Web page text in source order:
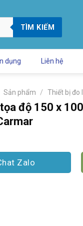
TÌM KIẾM
dụng Liên hệ
Sản phẩm / Thiết bị đo
độ 150 x
Zalo